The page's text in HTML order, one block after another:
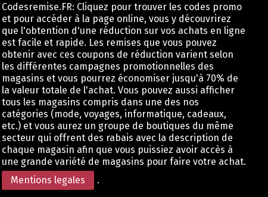
Codesremise.FR: Cliquez pour trouver les codes promo
et pour accéder à la page online, vous y découvrirez
que l'obtention d'une réduction sur vos achats en ligne
est facile et rapide. Les remises que vous pouvez
obtenir avec ces coupons de réduction varient selon
les différentes campagnes promotionnelles des
magasins et vous pourrez économiser jusqu'à 70% de
la valeur totale de l'achat. Vous pouvez aussi afficher
tous les magasins compris dans une des nos
catégories (mode, voyages, informatique, cadeaux,
etc.) et vous aurez un groupe de boutiques du même
secteur qui offrent des rabais avec la description de
chaque magasin afin que vous puissiez avoir accès à
une grande variété de magasins pour faire votre achat.
Mentions legales
.